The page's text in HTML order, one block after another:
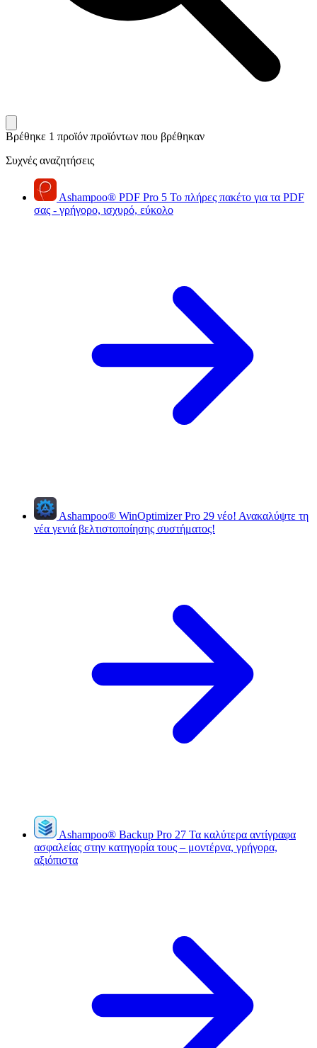
Βρέθηκε 1 προϊόν προϊόντων που βρέθηκαν
Συχνές αναζητήσεις
Ashampoo® PDF Pro 5 Το πλήρες πακέτο για τα PDF
σας - γρήγορο, ισχυρό, εύκολο
Ashampoo® WinOptimizer Pro 29 νέο! Ανακαλύψτε τη
νέα γενιά βελτιστοποίησης συστήματος!
Ashampoo® Backup Pro 27 Τα καλύτερα αντίγραφα
ασφαλείας στην κατηγορία τους – μοντέρνα, γρήγορα,
αξιόπιστα